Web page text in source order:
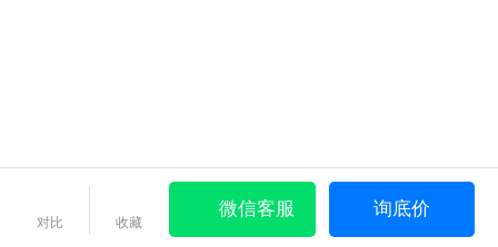
对比 收藏
微信客服 询底价